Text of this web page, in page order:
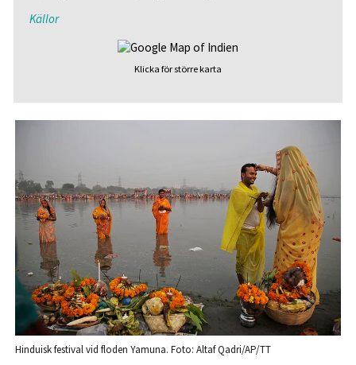
Källor
Klicka för större karta
Hinduisk festival vid floden Yamuna. Foto: Altaf Qadri/AP/TT